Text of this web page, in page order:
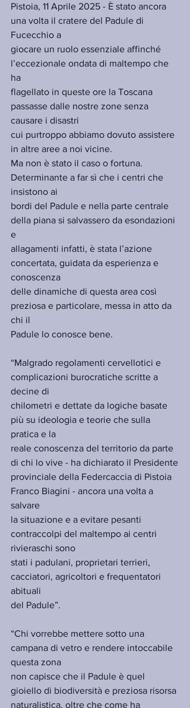
Pistoia, 11 Aprile 2025 - È stato ancora
una volta il cratere del Padule di
Fucecchio a
giocare un ruolo essenziale affinché
l’eccezionale ondata di maltempo che
ha
flagellato in queste ore la Toscana
passasse dalle nostre zone senza
causare i disastri
cui purtroppo abbiamo dovuto assistere
in altre aree a noi vicine.
Ma non è stato il caso o fortuna.
Determinante a far sì che i centri che
insistono ai
bordi del Padule e nella parte centrale
della piana si salvassero da esondazioni
e
allagamenti infatti, è stata l’azione
concertata, guidata da esperienza e
conoscenza
delle dinamiche di questa area così
preziosa e particolare, messa in atto da
chi il
Padule lo conosce bene.
“Malgrado regolamenti cervellotici e
complicazioni burocratiche scritte a
decine di
chilometri e dettate da logiche basate
più su ideologia e teorie che sulla
pratica e la
reale conoscenza del territorio da parte
di chi lo vive - ha dichiarato il Presidente
provinciale della Federcaccia di Pistoia
Franco Biagini - ancora una volta a
salvare
la situazione e a evitare pesanti
contraccolpi del maltempo ai centri
rivieraschi sono
stati i padulani, proprietari terrieri,
cacciatori, agricoltori e frequentatori
abituali
del Padule”.
“Chi vorrebbe mettere sotto una
campana di vetro e rendere intoccabile
questa zona
non capisce che il Padule è quel
gioiello di biodiversità e preziosa risorsa
naturalistica, oltre che come ha